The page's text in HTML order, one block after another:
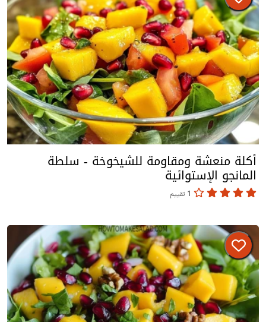
أكلة منعشة ومقاومة للشيخوخة - سلطة
المانجو الإستوائية
1 تقييم